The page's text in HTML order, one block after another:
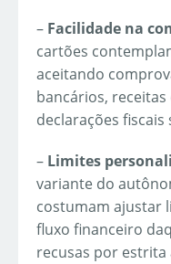
– Facilidade na
cartões
aceitando
bancários,
declarações fiscais
– Limites
variante do
costumam ajustar
fluxo financeiro
recusas por estrita